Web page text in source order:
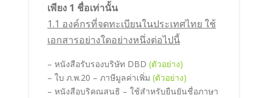
เพียง 1 ชื่อเท่านั้น
1.1 องค์กรที่จดทะเบียนในประเทศไทย ใช้
เอกสารอย่างใดอย่างหนึ่งต่อไปนี้
– หนังสือรับรองบริษัท DBD (ตัวอย่าง)
– ใบ ภ.พ.20 – ภาษีมูลค่าเพิ่ม (ตัวอย่าง)
– หนังสือบริคณสนธิ – ใช้สำหรับยืนยันชื่อภาษา